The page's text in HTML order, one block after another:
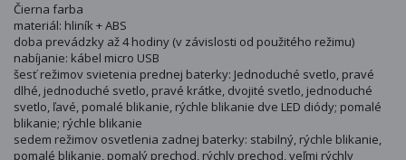
Čierna farba
materiál: hliník + ABS
doba prevádzky až 4 hodiny (v závislosti od použitého režimu)
nabíjanie: kábel micro USB
šesť režimov svietenia prednej baterky: Jednoduché svetlo, pravé
dlhé, jednoduché svetlo, pravé krátke, dvojité svetlo, jednoduché
svetlo, ľavé, pomalé blikanie, rýchle blikanie dve LED diódy; pomalé
blikanie; rýchle blikanie
sedem režimov osvetlenia zadnej baterky: stabilný, rýchle blikanie,
pomalé blikanie, pomalý prechod, rýchly prechod, veľmi rýchly